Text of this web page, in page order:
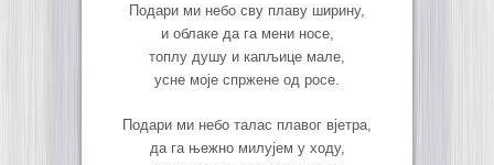
Подари ми небо сву плаву ширину,
и облаке да га мени носе,
топлу душу и капљице мале,
усне моје спржене од росе.
Подари ми небо талас плавог вјетра,
да га њежно милујем у ходу,